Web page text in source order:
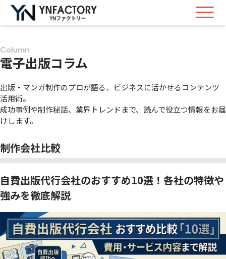
Column
電子出版コラム
出版・マンガ制作のプロが語る、ビジネスに活かせるコンテンツ
活用術。
成功事例や制作秘話、業界トレンドまで、読んで役立つ情報をお届
けします。
制作会社比較
自費出版代行会社のおすすめ10選！各社の特徴や
強みを徹底解説